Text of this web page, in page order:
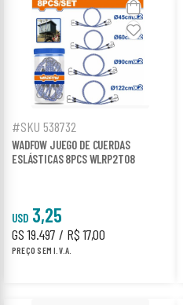
#SKU 538732
WADFOW JUEGO DE CUERDAS
ESLÁSTICAS 8PCS WLRP2T08
USD 3,25
GS 19.497 / R$ 17,00
PREÇO SEM I.V.A.